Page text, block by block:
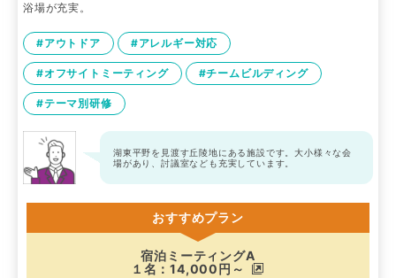
浴場が充実。
#アウトドア #アレルギー対応
#オフサイトミーティング #チームビルディング
#テーマ別研修
湖東平野を見渡す丘陵地にある施設です。大小様々な会
場があり、討議室なども充実しています。
おすすめプラン
宿泊ミーティングA
１名：14,000円～